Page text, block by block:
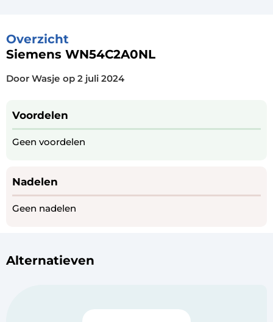
Overzicht
Siemens WN54C2A0NL
Door Wasje op 2 juli 2024
Voordelen
Geen voordelen
Nadelen
Geen nadelen
Alternatieven